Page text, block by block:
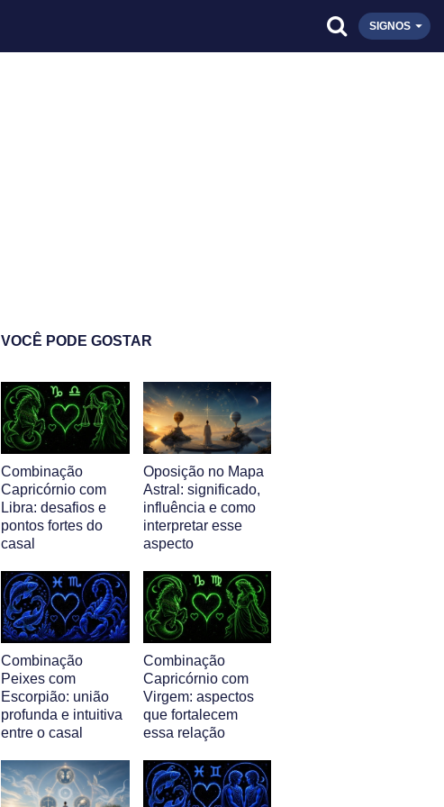
SIGNOS
VOCÊ PODE GOSTAR
Combinação
Capricórnio com
Libra: desafios e
pontos fortes do
casal
Oposição no Mapa
Astral: significado,
influência e como
interpretar esse
aspecto
Combinação
Peixes com
Escorpião: união
profunda e intuitiva
entre o casal
Combinação
Capricórnio com
Virgem: aspectos
que fortalecem
essa relação